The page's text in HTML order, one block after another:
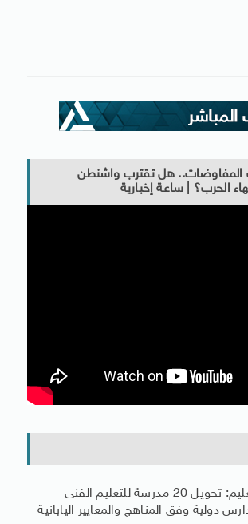
هل تقترب واشنطن
الحرب؟ | ساعة إخبارية
التعليم: تحويل 20 مدرسة للتعليم الفنى
دولية وفق المناهج والمعايير اليابانية